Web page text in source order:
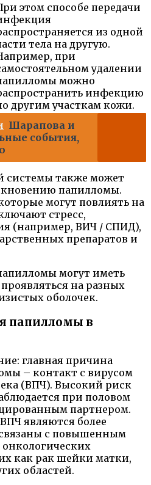
этом способе передачи
из одной
тела на другую.
при
удалении
можно
инфекцию
другим участкам кожи.
Шарапова и
события,
системы также может
папилломы.
могут повлиять на
стресс,
(например, ВИЧ / СПИД),
препаратов и
могут иметь
на разных
оболочек.
папилломы в
главная причина
– контакт с вирусом
(ВПЧ). Высокий риск
при половом
партнером.
являются более
с повышенным
как рак шейки матки,
областей.